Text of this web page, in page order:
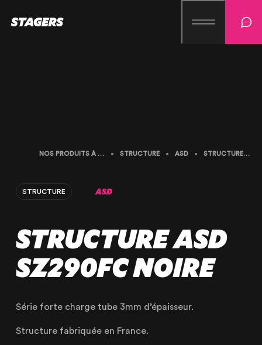
NOS PRODUITS À LA LOCATION STRUCTURE ASD STRUCTURE ASD SZ290FC NOIRE
STRUCTURE ASD
STRUCTURE ASD
SZ290FC NOIRE
Série forte charge tube 3mm d’épaisseur.
Structure fabriquée en France.